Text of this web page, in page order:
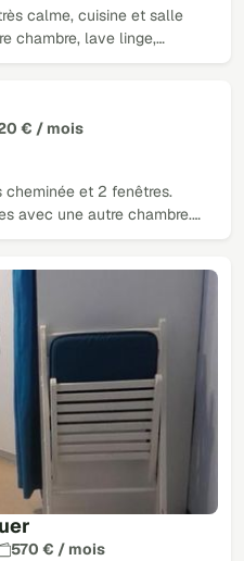
calme, cuisine et salle
chambre, lave linge,…
€ / mois
cheminée et 2 fenêtres.
avec une autre chambre.…
570 € / mois